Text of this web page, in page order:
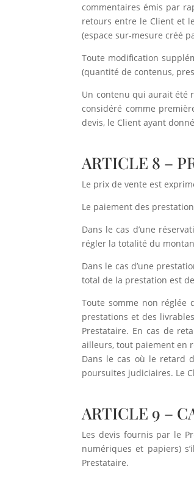
commentaires émis par
retours entre le Client et
(espace sur-mesure créé
Toute modification
(quantité de contenus,
Un contenu qui aurait été
considéré comme
devis, le Client ayant
ARTICLE 8 –
Le prix de vente est
Le paiement des
Dans le cas d’une
régler la totalité du
Dans le cas d’une
total de la prestation est
Toute somme non réglée
prestations et des
Prestataire. En cas de
ailleurs, tout paiement en
Dans le cas où le retard
poursuites judiciaires. Le
ARTICLE 9 –
Les devis fournis par le
numériques et papiers)
Prestataire.